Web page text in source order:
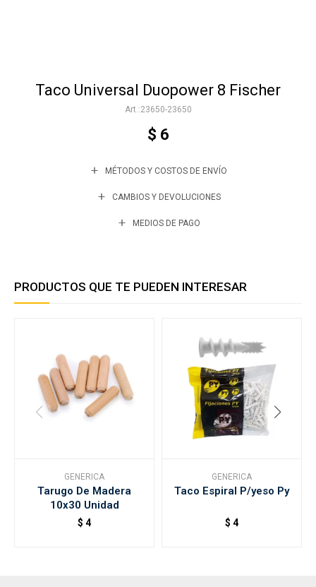
Taco Universal Duopower 8 Fischer
23650-23650
$ 6
MÉTODOS Y COSTOS DE ENVÍO
CAMBIOS Y DEVOLUCIONES
MEDIOS DE PAGO
PRODUCTOS QUE TE PUEDEN INTERESAR
GENERICA
Tarugo De Madera
10x30 Unidad
$ 4
GENERICA
Taco Espiral P/yeso Py
$ 4
Varios